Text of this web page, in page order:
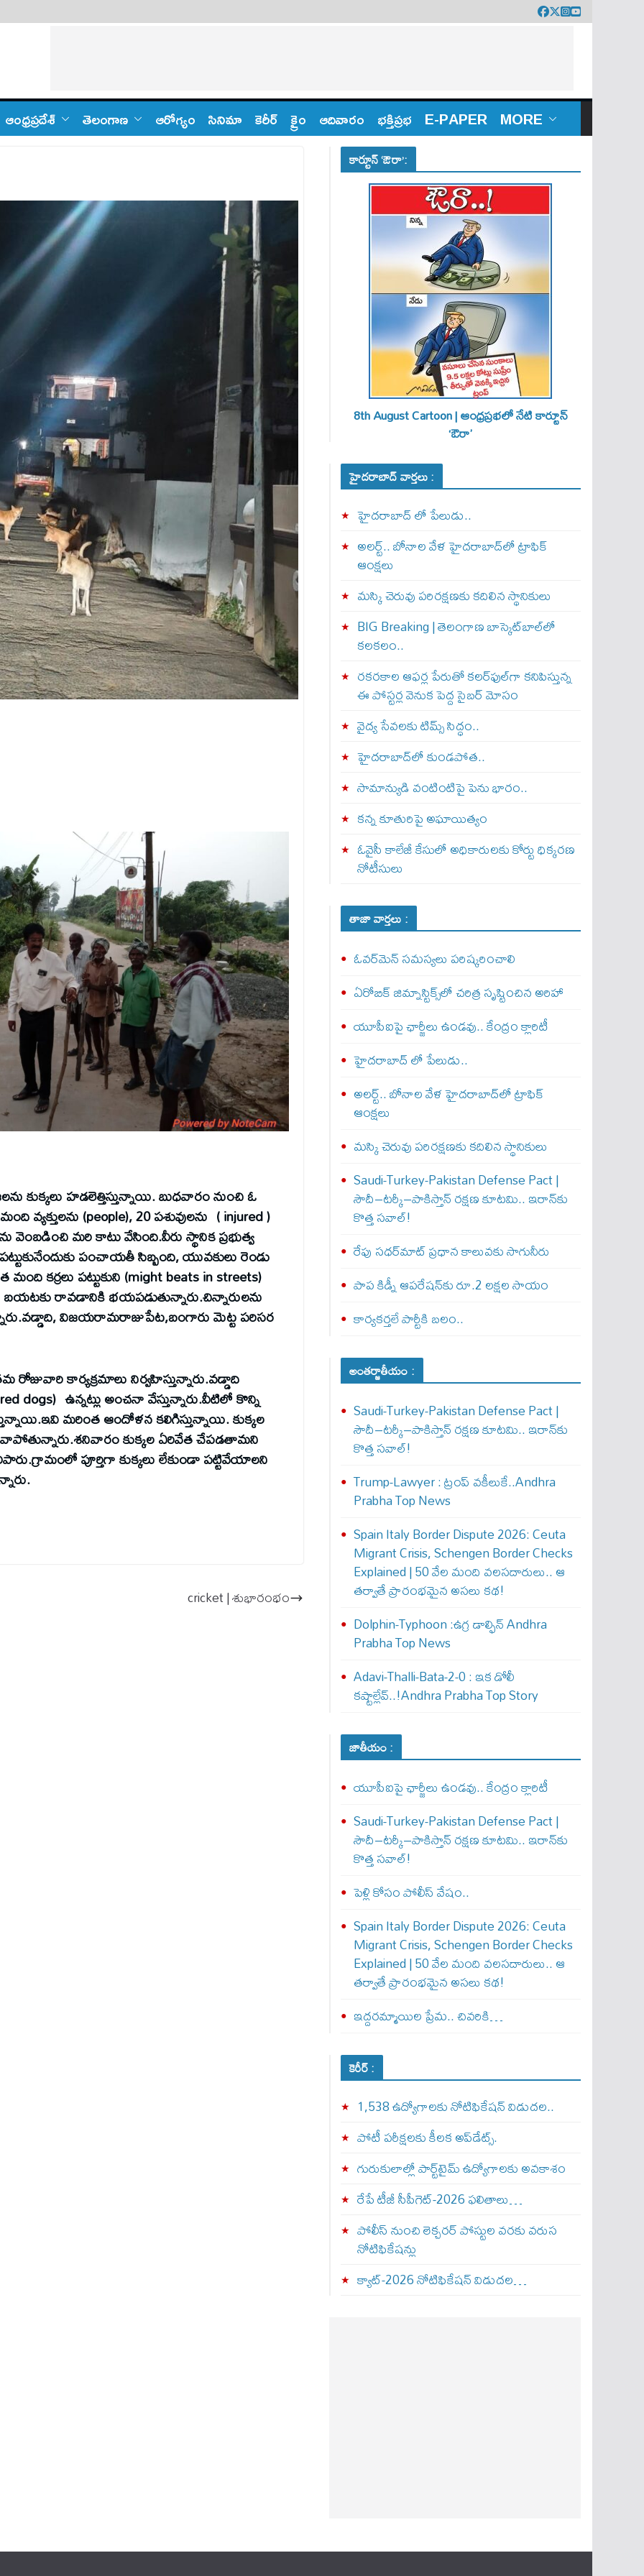
ఆంధ్ర‌ప్ర‌దేశ్ తెలంగాణ‌ ఆరోగ్యం సినిమా కెరీర్ క్రైం ఆదివారం భక్తిప్రభ E-PAPER MORE
కుక్కలు హడలెత్తిస్తున్నాయి. బుధవారం నుంచి ఓ
వ్యక్తులను (people), 20 పశువులను ( injured )
మరి కాటు వేసింది.వీరు స్థానిక ప్రభుత్వ
పంచాయతీ సిబ్బంది, యువకులు రెండు
కర్రలు పట్టుకుని (might beats in streets)
బయటకు రావడానికి భయపడుతున్నారు.చిన్నారులను
విజయరామరాజుపేట,బంగారు మెట్ట పరిసర
రోజువారి కార్యక్రమాలు నిర్వహిస్తున్నారు.వడ్డాది
dogs) ఉన్నట్లు అంచనా వేస్తున్నారు.వీటిలో కొన్ని
మరింత ఆందోళన కలిగిస్తున్నాయి. కుక్కల
వాపోతున్నారు.శనివారం కుక్కల ఏరివేత చేపడతామని
పూర్తిగా కుక్కలు లేకుండా పట్టివేయాలని
cricket | శుభారంభం
కార్టూన్ ‘ఔరా’:
8th August Cartoon | ఆంధ్రప్రభలో నేటి కార్టూన్
‘ఔరా’
హైదరాబాద్ వార్తలు :
హైదరాబాద్ లో పేలుడు..
అలర్ట్‌.. బోనాల వేళ హైదరాబాద్‌లో ట్రాఫిక్‌
ఆంక్షలు
మస్కి చెరువు పరిరక్షణకు కదిలిన స్థానికులు
BIG Breaking | తెలంగాణ బాస్కెట్‌బాల్‌లో
కలకలం..
రకరకాల ఆఫర్ల పేరుతో కలర్‌ఫుల్‌గా కనిపిస్తున్న
ఈ పోస్టర్ల వెనుక పెద్ద సైబర్ మోసం
వైద్య సేవలకు టిమ్స్‌ సిద్ధం..
హైదరాబాద్‌లో కుండపోత..
సామాన్యుడి వంటింటిపై పెను భారం..
కన్న కూతురిపై అఘాయిత్యం
ఓవైసీ కాలేజీ కేసులో అధికారులకు కోర్టు ధిక్కరణ
నోటీసులు
తాజా వార్తలు :
ఓవర్‌మెన్‌ సమస్యలు పరిష్కరించాలి
ఏరోబిక్‌ జిమ్నాస్టిక్స్‌లో చరిత్ర సృష్టించిన అరిహా
యూపీఐపై ఛార్జీలు ఉండవు.. కేంద్రం క్లారిటీ
హైదరాబాద్ లో పేలుడు..
అలర్ట్‌.. బోనాల వేళ హైదరాబాద్‌లో ట్రాఫిక్‌
ఆంక్షలు
మస్కి చెరువు పరిరక్షణకు కదిలిన స్థానికులు
Saudi-Turkey-Pakistan Defense Pact |
సౌదీ–టర్కీ–పాకిస్తాన్ రక్షణ కూటమి.. ఇరాన్‌కు
కొత్త సవాల్!
రేపు సధర్‌మాట్‌ ప్రధాన కాలువకు సాగునీరు
పాప కిడ్నీ ఆపరేషన్‌కు రూ.2 లక్షల సాయం
కార్యకర్తలే పార్టీకి బలం..
అంతర్జాతీయం :
Saudi-Turkey-Pakistan Defense Pact |
సౌదీ–టర్కీ–పాకిస్తాన్ రక్షణ కూటమి.. ఇరాన్‌కు
కొత్త సవాల్!
Trump-Lawyer : ట్రంప్ వ‌కీలుకే..Andhra
Prabha Top News
Spain Italy Border Dispute 2026: Ceuta
Migrant Crisis, Schengen Border Checks
Explained | 50 వేల మంది వలసదారులు.. ఆ
తర్వాతే ప్రారంభ‌మైన అసలు కథ!
Dolphin-Typhoon :ఉగ్ర డాల్ఫిన్ Andhra
Prabha Top News
Adavi-Thalli-Bata-2-0 : ఇక డోలీ
క‌ష్టాల్లేవ్..!Andhra Prabha Top Story
జాతీయం :
యూపీఐపై ఛార్జీలు ఉండవు.. కేంద్రం క్లారిటీ
Saudi-Turkey-Pakistan Defense Pact |
సౌదీ–టర్కీ–పాకిస్తాన్ రక్షణ కూటమి.. ఇరాన్‌కు
కొత్త సవాల్!
పెళ్లి కోసం పోలీస్ వేషం..
Spain Italy Border Dispute 2026: Ceuta
Migrant Crisis, Schengen Border Checks
Explained | 50 వేల మంది వలసదారులు.. ఆ
తర్వాతే ప్రారంభ‌మైన అసలు కథ!
ఇద్దరమ్మాయిల ప్రేమ.. చివరికి…
కెరీర్ :
1,538 ఉద్యోగాలకు నోటిఫికేషన్ విడుదల..
పోటీ పరీక్షలకు కీలక అప్‌డేట్స్.
గురుకులాల్లో పార్ట్‌టైమ్ ఉద్యోగాలకు అవకాశం
రేపే టీజీ సీపీగెట్‌-2026 ఫలితాలు…
పోలీస్ నుంచి లెక్చరర్ పోస్టుల వరకు వరుస
నోటిఫికేషన్లు
క్యాట్-2026 నోటిఫికేషన్ విడుదల…